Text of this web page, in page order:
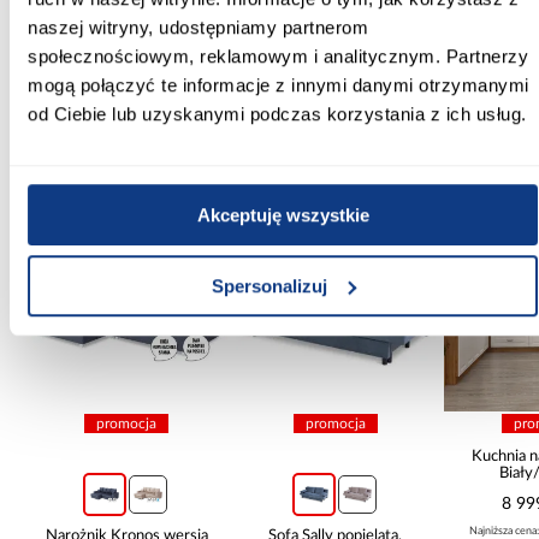
naszej witryny, udostępniamy partnerom
społecznościowym, reklamowym i analitycznym. Partnerzy
mogą połączyć te informacje z innymi danymi otrzymanymi
od Ciebie lub uzyskanymi podczas korzystania z ich usług.
Akceptuję wszystkie
Spersonalizuj
Zobacz więcej >
promocja
PORÓWNAJ
promocja
Kuchnia
8
Najniższa